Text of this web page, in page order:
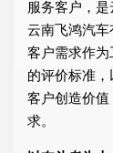
服务客户，是
云南飞鸿汽
客户需求作
的评价标准
客户创造价值
求。